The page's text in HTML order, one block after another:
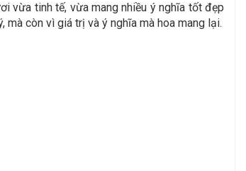
vừa tinh tế, vừa mang nhiều ý nghĩa tốt đẹp
còn vì giá trị và ý nghĩa mà hoa mang lại.